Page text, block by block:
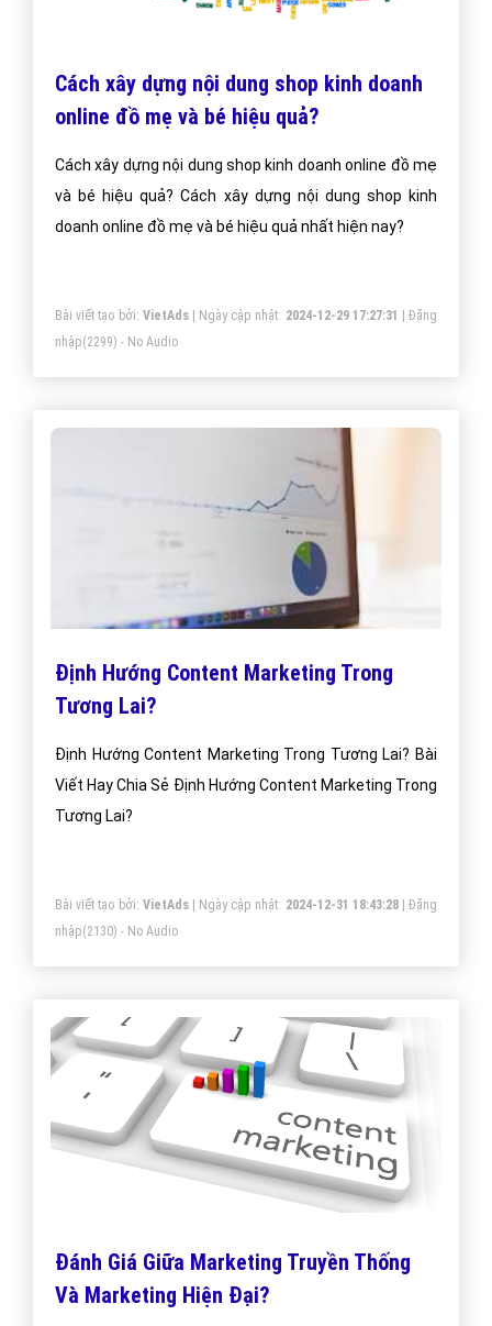
Cách xây dựng nội dung shop kinh doanh
online đồ mẹ và bé hiệu quả?
Cách xây dựng nội dung shop kinh doanh online đồ mẹ
và bé hiệu quả? Cách xây dựng nội dung shop kinh
doanh online đồ mẹ và bé hiệu quả nhất hiện nay?
Bài viết tạo bởi: VietAds| Ngày cập nhật: 2024-12-29 17:27:31 |Đăng
nhập(2299) - No Audio
Định Hướng Content Marketing Trong
Tương Lai?
Định Hướng Content Marketing Trong Tương Lai? Bài
Viết Hay Chia Sẻ Định Hướng Content Marketing Trong
Tương Lai?
Bài viết tạo bởi: VietAds| Ngày cập nhật: 2024-12-31 18:43:28|Đăng
nhập(2130) - No Audio
Đánh Giá Giữa Marketing Truyền Thống
Và Marketing Hiện Đại?